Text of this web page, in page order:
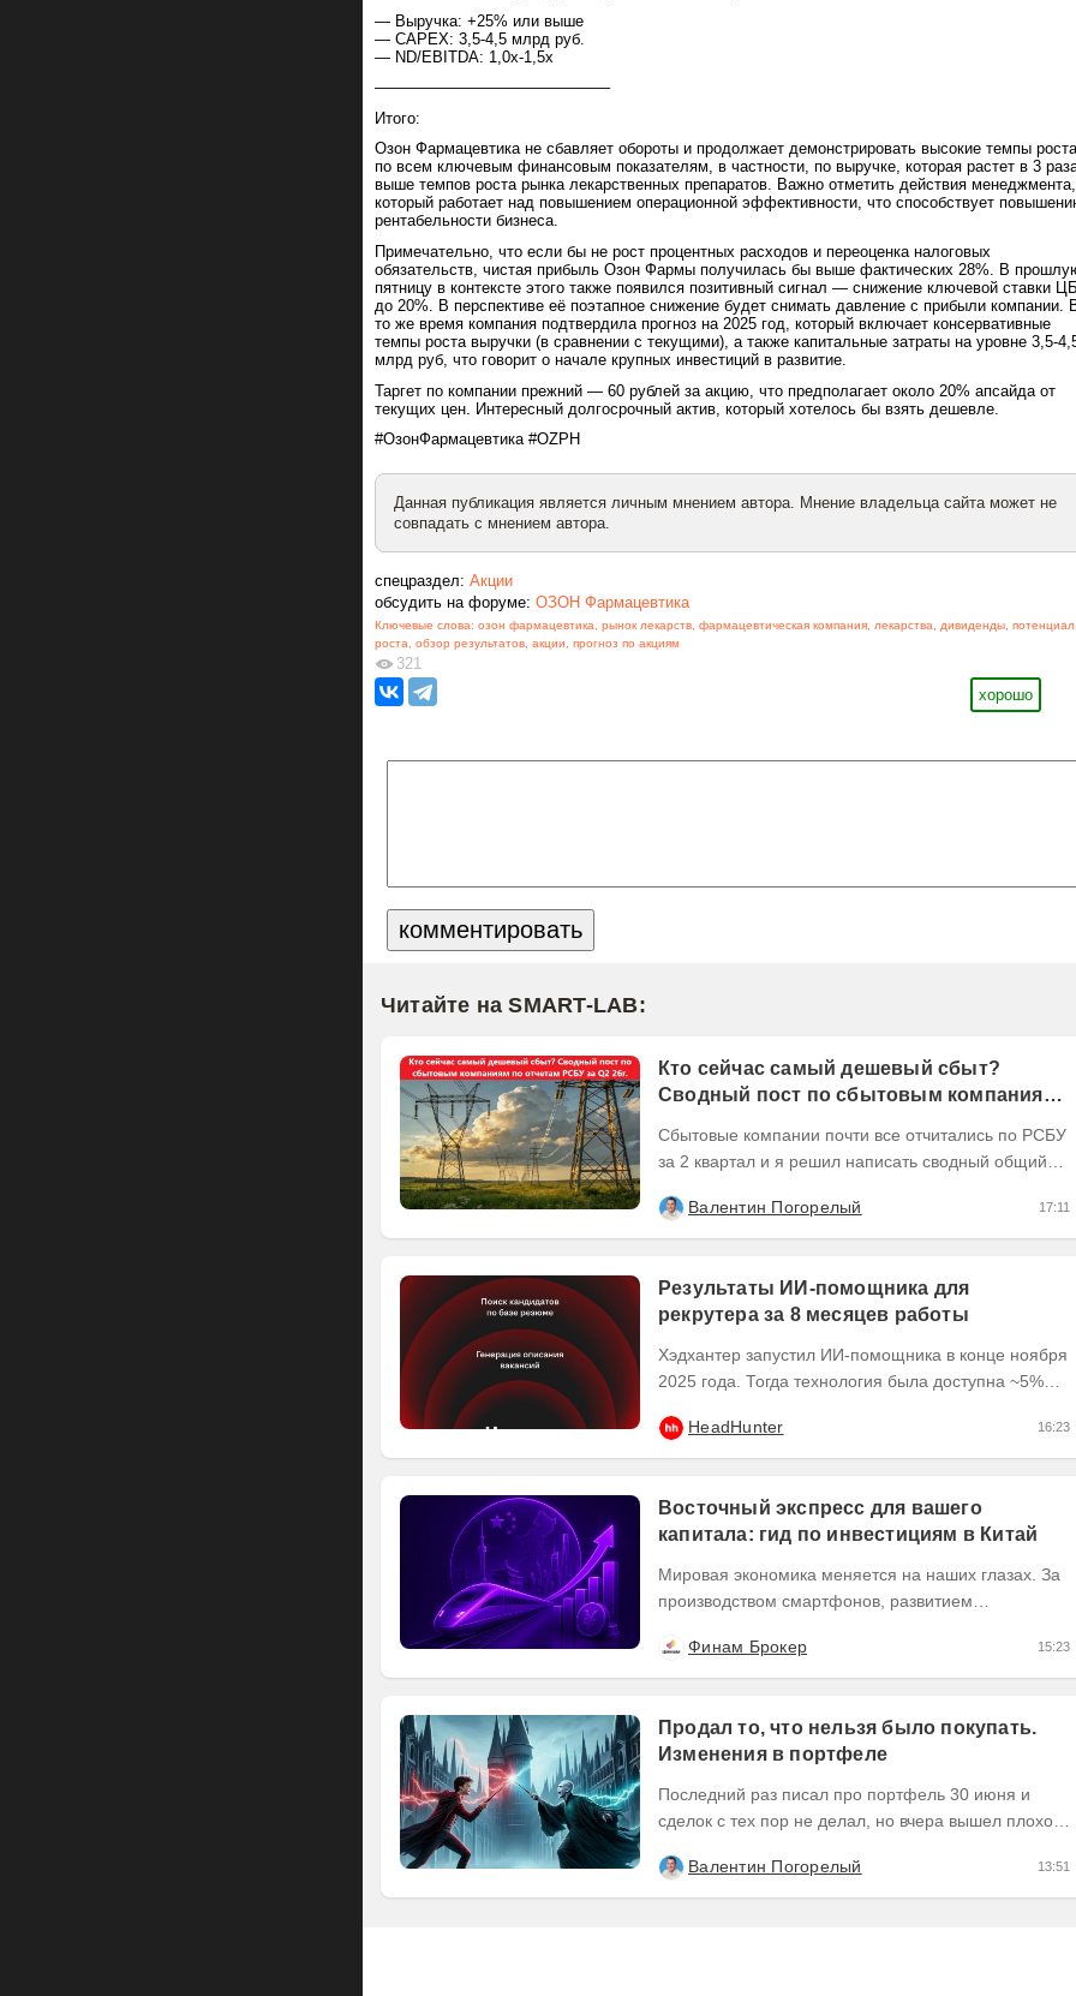
— Выручка: +25% или выше
— CAPEX: 3,5-4,5 млрд руб.
— ND/EBITDA: 1,0х-1,5х
––––––––––––––––––––––––––––
Итого:
Озон Фармацевтика не сбавляет обороты и продолжает демонстрировать высокие темпы роста
по всем ключевым финансовым показателям, в частности, по выручке, которая растет в 3
выше темпов роста рынка лекарственных препаратов. Важно отметить действия менеджмента,
который работает над повышением операционной эффективности, что способствует
рентабельности бизнеса.
Примечательно, что если бы не рост процентных расходов и переоценка налоговых
обязательств, чистая прибыль Озон Фармы получилась бы выше фактических 28%. В
пятницу в контексте этого также появился позитивный сигнал — снижение ключевой ставки
до 20%. В перспективе её поэтапное снижение будет снимать давление с прибыли компании.
то же время компания подтвердила прогноз на 2025 год, который включает консервативные
темпы роста выручки (в сравнении с текущими), а также капитальные затраты на уровне 3,5-
млрд руб, что говорит о начале крупных инвестиций в развитие.
Таргет по компании прежний — 60 рублей за акцию, что предполагает около 20% апсайда от
текущих цен. Интересный долгосрочный актив, который хотелось бы взять дешевле.
#ОзонФармацевтика #OZPH
Данная публикация является личным мнением автора. Мнение владельца сайта может не
совпадать с мнением автора.
спецраздел: Акции
обсудить на форуме: ОЗОН Фармацевтика
Ключевые слова: озон фармацевтика рынок лекарств фармацевтическая компания лекарства дивиденды потенциал
роста
обзор результатов акции прогноз по акциям
321
хорошо
Читайте на SMART-LAB:
Кто сейчас самый дешевый сбыт?
Сводный пост по сбытовым компаниям
Сбытовые компании почти все отчитались по РСБУ
за 2 квартал и я решил написать сводный общий
Валентин Погорелый
17:11
Результаты ИИ-помощника для
рекрутера за 8 месяцев работы
Хэдхантер запустил ИИ-помощника в конце ноября
2025 года. Тогда технология была доступна ~5%
2026...HeadHunter 16:23
Восточный экспресс для вашего
капитала: гид по инвестициям в Китай
Мировая экономика меняется на наших глазах. За
производством смартфонов, развитием
часто...Финам Брокер 15:23
Продал то, что нельзя было покупать.
Изменения в портфеле
Последний раз писал про портфель 30 июня и
сделок с тех пор не делал, но вчера вышел плохой
Валентин Погорелый
13:51